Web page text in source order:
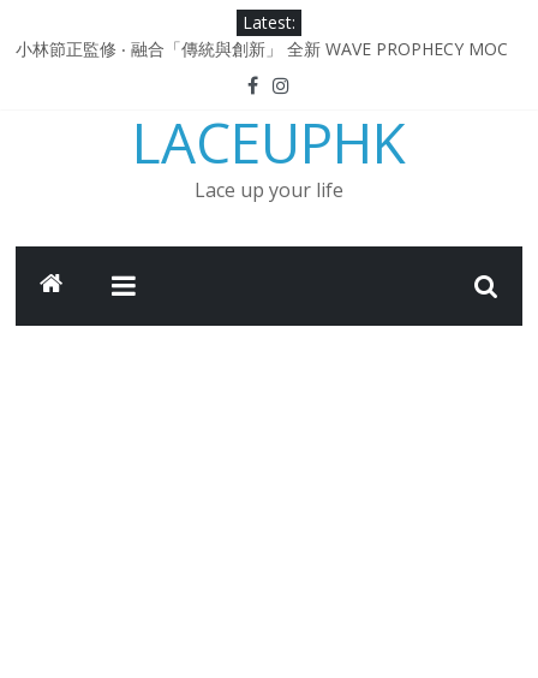
Latest:
小林節正監修 ‧ 融合「傳統與創新」 全新 WAVE PROPHECY MOC
Under Armour Curry 12最新簽名鞋升級登場 Curry USA 夢幻配色
延續奧運男籃熱話 同場加映．足踏Curry宇宙．別注版Curry Tour 中
Under Armour Curry 11及 Curry 4 Retro「Championship
Mindset」 保持爭勝之心 爭標路上永不止步
日本東京都創作分部提案 NEW BALANCE / TOKYO DESIGN
LACEUPHK
Lace up your life